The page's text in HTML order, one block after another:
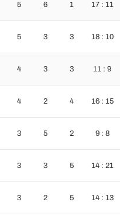
5 6 1 17 : 11
5 3 3 18 : 10
4 3 3 11 : 9
4 2 4 16 : 15
3 5 2 9 : 8
3 3 5 14 : 21
3 2 5 14 : 13